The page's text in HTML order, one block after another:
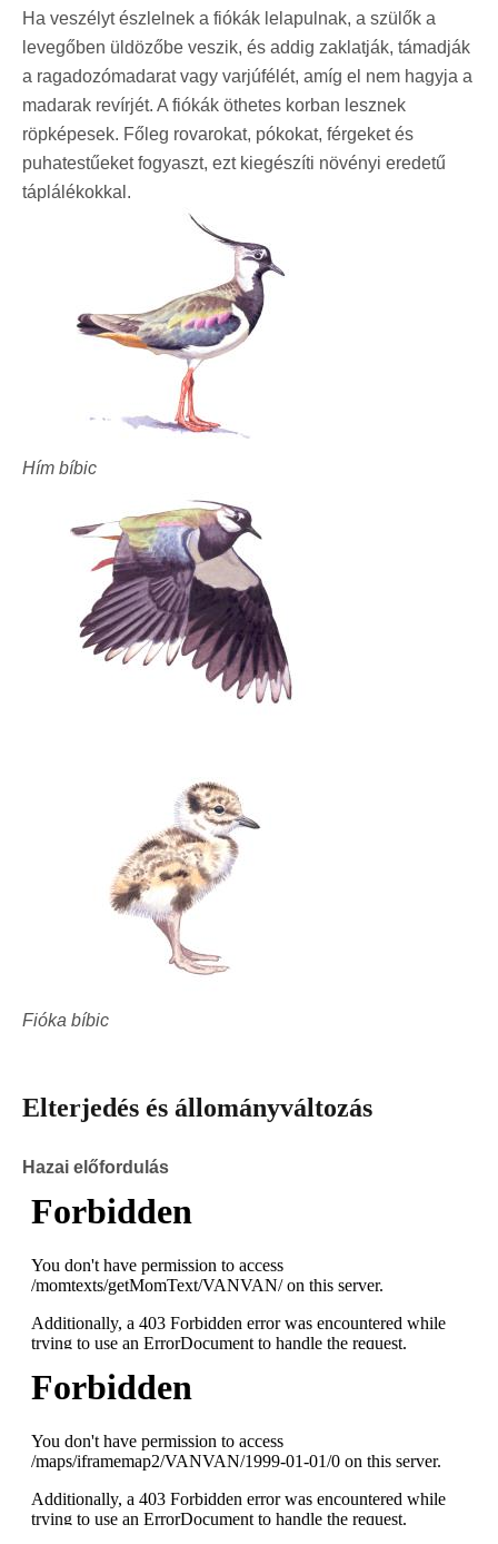
Ha veszélyt észlelnek a fiókák lelapulnak, a szülők a
levegőben üldözőbe veszik, és addig zaklatják, támadják
a ragadozómadarat vagy varjúfélét, amíg el nem hagyja a
madarak revírjét. A fiókák öthetes korban lesznek
röpképesek. Főleg rovarokat, pókokat, férgeket és
puhatestűeket fogyaszt, ezt kiegészíti növényi eredetű
táplálékokkal.
Hím bíbic
Fióka bíbic
Elterjedés és állományváltozás
Hazai előfordulás